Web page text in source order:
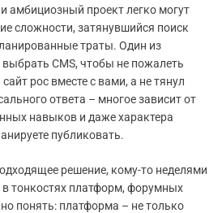
амбициозный проект легко могут
сложности, затянувшийся поиск
траты. Один из
CMS, чтобы не пожалеть
рос вместе с вами, а не тянул
ответа – многое зависит от
навыков и даже характера
публиковать.
решение, кому-то неделями
в тонкостях платформ, форумных
понять: платформа – не только